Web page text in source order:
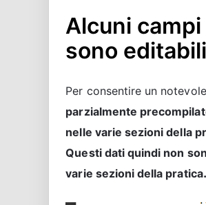
Alcuni
sono
Per consentire un
parzialmente
nelle varie sezioni della
Questi dati quindi non
varie sezioni della pratica.